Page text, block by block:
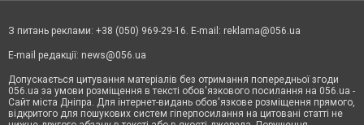
З питань реклами: +38 (050) 969-29-16. E-mail: reklama@056.ua
E-mail редакції: news@056.ua
Допускається цитування матеріалів без отримання попередньої згоди
056.ua за умови розміщення в тексті обов'язкового посилання на 056.ua -
Сайт міста Дніпра. Для інтернет-видань обов'язкове розміщення прямого,
відкритого для пошукових систем гіперпосилання на цитовані статті не